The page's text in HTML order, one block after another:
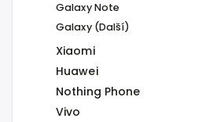
Galaxy Note
Galaxy (Další)
Xiaomi
Huawei
Nothing Phone
Vivo